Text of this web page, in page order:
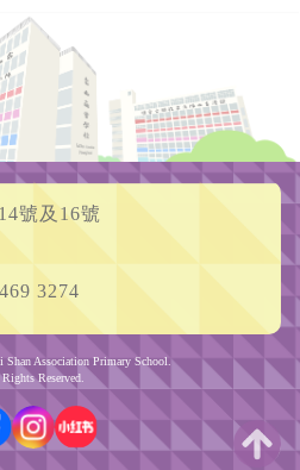
號及16號
3274
Association Primary School.
Reserved.